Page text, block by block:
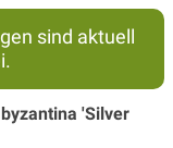
(6)
(20)
sind aktuell
'Silver